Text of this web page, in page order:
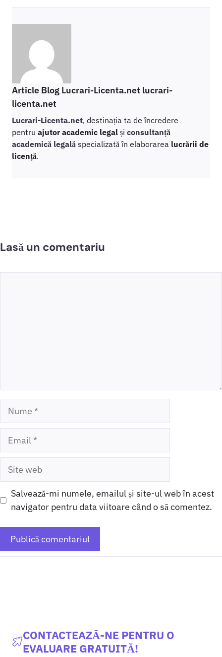
Article Blog Lucrari-Licenta.net lucrari-
licenta.net
Lucrari-Licenta.net, destinația ta de încredere
pentru ajutor academic legal și consultanță
academică legală specializată în elaborarea lucrării de
licență.
Lasă un comentariu
Nume
Email
Site
Salvează-mi numele, emailul și site-ul web în acest
navigator pentru data viitoare când o să comentez.
CONTACTEAZĂ-NE PENTRU O
EVALUARE GRATUITĂ!